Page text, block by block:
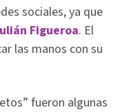
sociales, ya que
Figueroa. El
las manos con su
fueron algunas